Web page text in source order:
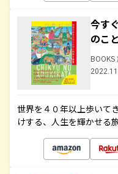
今す
のこ
BOOKS
世界を４０年以上歩いて
けする、人生を輝かせる